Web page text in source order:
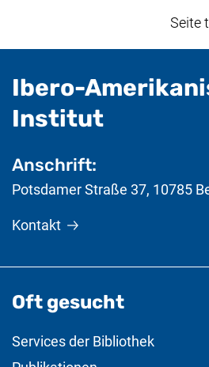
Seite
Ibero-
Institut-
Anschrift:
Potsdamer Straße 37, 10785
Kontakt
Oft gesucht
Services der Bibliothek